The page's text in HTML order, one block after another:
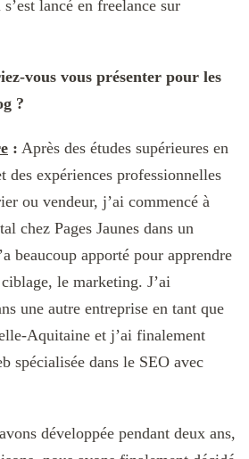
lancé en freelance sur
vous vous présenter pour les
?
: Après des études supérieures en
des expériences professionnelles
ou vendeur, j’ai commencé à
chez Pages Jaunes dans un
beaucoup apporté pour apprendre
le marketing. J’ai
une autre entreprise en tant que
Aquitaine et j’ai finalement
spécialisée dans le SEO avec
développée pendant deux ans,